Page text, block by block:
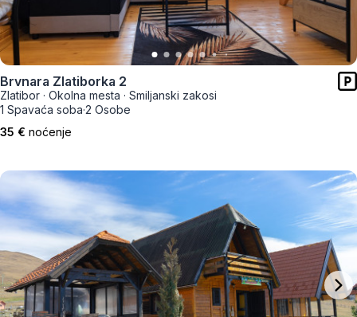
Brvnara Zlatiborka 2
Zlatibor · Okolna mesta · Smiljanski zakosi
1 Spavaća soba·2 Osobe
35 € noćenje